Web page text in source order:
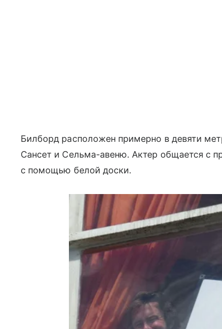
Билборд расположен примерно в девяти
Сансет и Сельма-авеню. Актер общается с
с помощью белой доски.